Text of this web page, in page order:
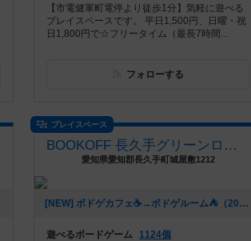
【市電健軍町電停より徒歩1分】気軽に遊べる
プレイスペースです。 平日1,500円、日曜・祝
日1,800円で☆フリータイム（最長7時間...
フォローする
プレイスペース
BOOKOFF 長久手グリーンロード店
愛知県愛知郡長久手町城屋敷1212
[NEW] ボドゲカフェ☕️→ボドゲルーム⛺️（2023年06月12日 23時49分）
遊べるボードゲーム
1124個